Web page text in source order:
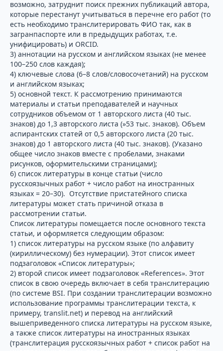
возможно, затруднит поиск прежних публикаций автора,
которые перестанут учитываться в перечне его работ (то
есть необходимо транслитерировать ФИО так, как в
загранпаспорте или в предыдущих работах, т.е.
унифицировать) и ORCID.
3) аннотации на русском и английском языках (не менее
100–250 слов каждая);
4) ключевые слова (6–8 слов/словосочетаний) на русском
и английском языках;
5) основной текст. К рассмотрению принимаются
материалы и статьи преподавателей и научных
сотрудников объемом от 1 авторского листа (40 тыс.
знаков) до 1,3 авторского листа (»53 тыс. знаков). Объем
аспирантских статей от 0,5 авторского листа (20 тыс.
знаков) до 1 авторского листа (40 тыс. знаков). (Указано
общее число знаков вместе с пробелами, знаками
рисунков, оформительскими страницами);
6) список литературы в конце статьи (число
русскоязычных работ + число работ на иностранных
языках = 20–30). Отсутствие пристатейного списка
литературы может стать причиной отказа в
рассмотрении статьи.
Список литературы помещается после основного текста
статьи, и оформляется следующим образом:
1) список литературы на русском языке (по алфавиту
(кириллическому) без нумерации). Этот список имеет
подзаголовок «Список литературы»;
2) второй список имеет подзаголовок «References». Этот
список в свою очередь включает в себя транслитерацию
(по системе BSI. При создании транслитерации возможно
использование программы транслитерации текста, к
примеру, translit.net) и перевод на английский
вышеприведенного списка литературы на русском языке,
а также список литературы на иностранных языках
(транслитерация русскоязычных работ + список работ на